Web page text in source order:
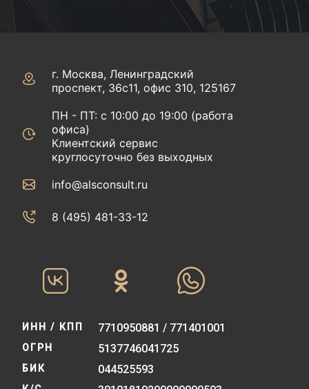
г. Москва, Ленинградский
проспект, 36с11, офис 310, 125167
ПН - ПТ: с 10:00 до 19:00 (работа
офиса)
Клиентский сервис
круглосуточно без выходных
info@alsconsult.ru
8 (495) 481-33-12‬‬
ИНН / КПП 7710950881 / 771401001
ОГРН 5137746041725
БИК 044525593